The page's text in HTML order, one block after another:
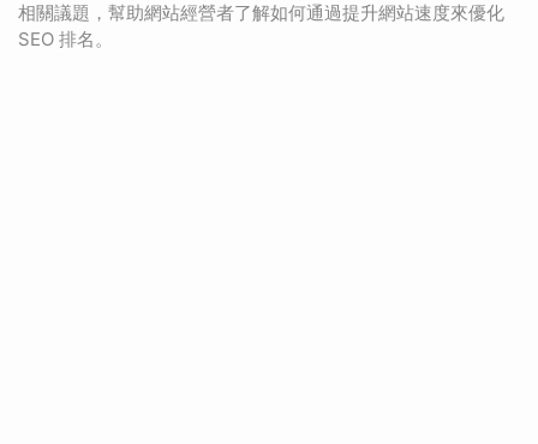
相關議題，幫助網站經營者了解如何通過提升網站速度來優化
SEO 排名。